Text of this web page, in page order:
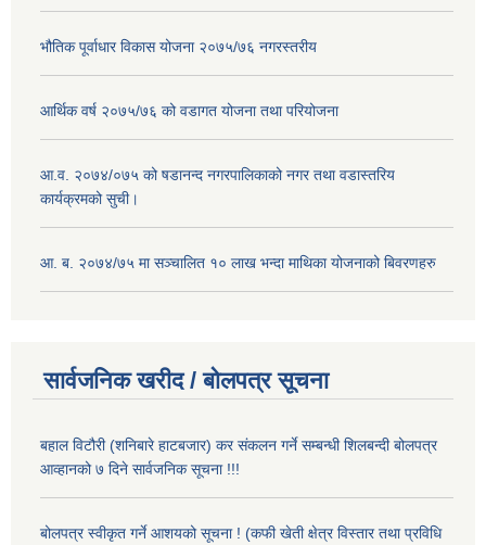
भौतिक पूर्वाधार विकास योजना २०७५/७६ नगरस्तरीय
आर्थिक वर्ष २०७५/७६ को वडागत योजना तथा परियोजना
आ.व. २०७४/०७५ को षडानन्द नगरपालिकाको नगर तथा वडास्तरिय
कार्यक्रमको सुची।
आ. ब. २०७४/७५ मा सञ्चालित १० लाख भन्दा माथिका योजनाको बिवरणहरु
सार्वजनिक खरीद / बोलपत्र सूचना
बहाल विटौरी (शनिबारे हाटबजार) कर संकलन गर्ने सम्बन्धी शिलबन्दी बोलपत्र
आव्हानको ७ दिने सार्वजनिक सूचना !!!
बोलपत्र स्वीकृत गर्ने आशयको सूचना ! (कफी खेती क्षेत्र विस्तार तथा प्रविधि